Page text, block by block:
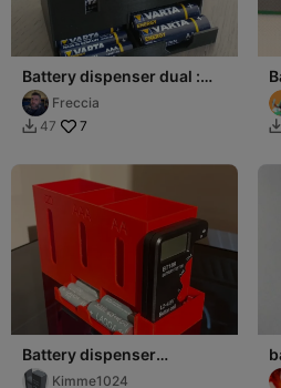
Battery dispenser dual :
AAA & AA
Freccia
 47 7
Battery dispenser
(AA/AAA) with empty bin
Kimme1024